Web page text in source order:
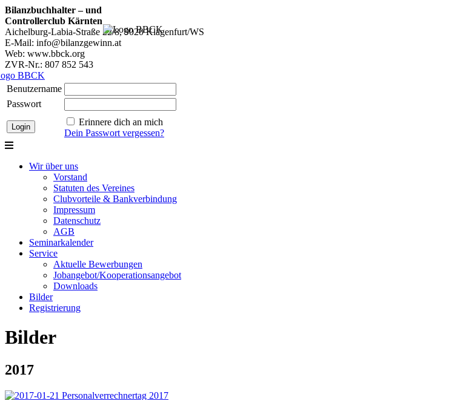
Bilanzbuchhalter – und
Controllerclub Kärnten
Aichelburg-Labia-Straße 22/8, 9020 Klagenfurt/WS
E-Mail: info@bilanzgewinn.at
Web: www.bbck.org
ZVR-Nr.: 807 852 543
Benutzername
Passwort
Erinnere dich an mich
Dein Passwort vergessen?
Wir über uns
Vorstand
Statuten des Vereines
Clubvorteile & Bankverbindung
Impressum
Datenschutz
AGB
Seminarkalender
Service
Aktuelle Bewerbungen
Jobangebot/Kooperationsangebot
Downloads
Bilder
Registrierung
Bilder
2017